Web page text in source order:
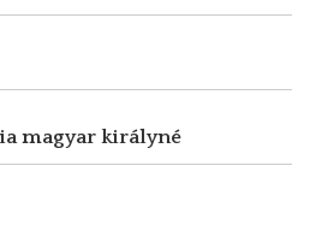
magyar királyné